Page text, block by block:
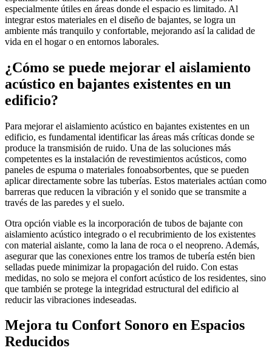
especialmente útiles en áreas donde el espacio es limitado. Al
integrar estos materiales en el diseño de bajantes, se logra un
ambiente más tranquilo y confortable, mejorando así la calidad de
vida en el hogar o en entornos laborales.
¿Cómo se puede mejorar el aislamiento
acústico en bajantes existentes en un
edificio?
Para mejorar el aislamiento acústico en bajantes existentes en un
edificio, es fundamental identificar las áreas más críticas donde se
produce la transmisión de ruido. Una de las soluciones más
competentes es la instalación de revestimientos acústicos, como
paneles de espuma o materiales fonoabsorbentes, que se pueden
aplicar directamente sobre las tuberías. Estos materiales actúan como
barreras que reducen la vibración y el sonido que se transmite a
través de las paredes y el suelo.
Otra opción viable es la incorporación de tubos de bajante con
aislamiento acústico integrado o el recubrimiento de los existentes
con material aislante, como la lana de roca o el neopreno. Además,
asegurar que las conexiones entre los tramos de tubería estén bien
selladas puede minimizar la propagación del ruido. Con estas
medidas, no solo se mejora el confort acústico de los residentes, sino
que también se protege la integridad estructural del edificio al
reducir las vibraciones indeseadas.
Mejora tu Confort Sonoro en Espacios
Reducidos